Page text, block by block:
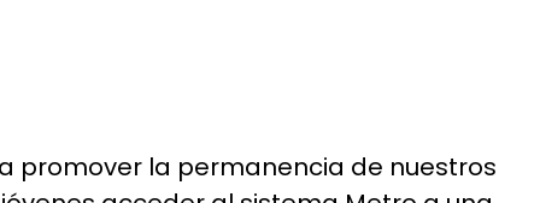
promover la permanencia de nuestros